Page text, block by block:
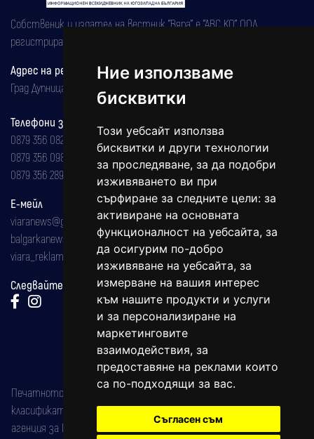
Ние използваме
бисквитки
Този уебсайт използва
бисквитки и други технологии
за проследяване, за да подобри
изживяването ви при
сърфиране за следните цели: за
активиране на основната
функционалност на уебсайта, за
да осигурим по-добро
изживяване на уебсайта, за
измерване на вашия интерес
към нашите продукти и услуги
и за персонализиране на
маркетинговите
взаимодействия, за
предоставяне на реклами които
са по-подходящи за вас.
Съгласен съм
Собственик и издател на вестник "Вяра" е "АВС КО" ООД,
регистрирана на 08.05.2002 година.
Адрес на редакцията
Град Дупница, ул.''Христо Ботев" 43
Телефони за реклама и абонаменти
0879 356 082
0879 356 098
0879 356 289
Е-мейл
viaranews@gmail.com
balgarkanews@gmail.com
viara_reklama@mail.bg
Следвайте ни:
Печатното издание на вестника е регистрирано в националния
класификатор на печатните издания (Българска национална
агенция за ISSN) под номер: ISSN 1312-4722.